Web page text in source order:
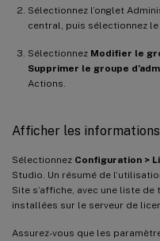
Sélectionnez l’onglet
central, puis sélectionnez le
Sélectionnez Modifier le
Supprimer le groupe
Actions.
Afficher les
Sélectionnez Configuration >
Studio. Un résumé de
Site s’affiche, avec une liste
installées sur le serveur de
Assurez-vous que les